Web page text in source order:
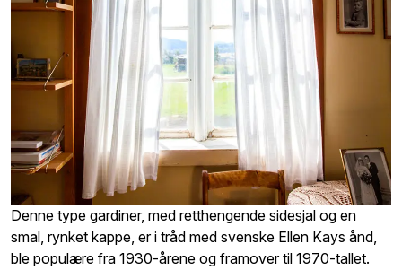
Denne type gardiner, med retthengende sidesjal og en
smal, rynket kappe, er i tråd med svenske Ellen Kays ånd,
ble populære fra 1930-årene og framover til 1970-tallet.